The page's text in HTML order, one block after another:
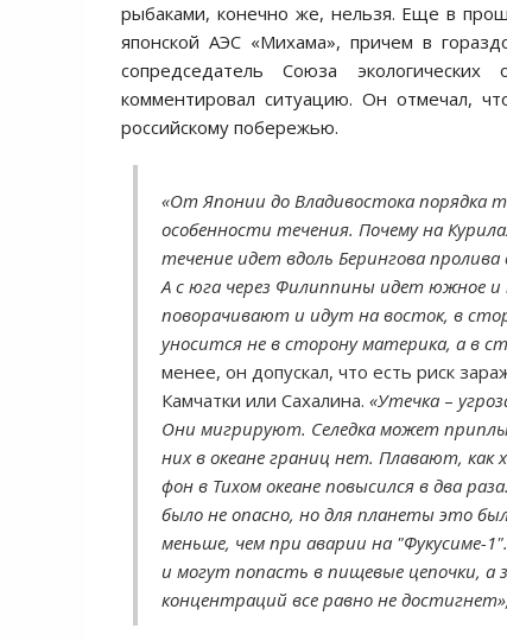
рыбаками, конечно же, нельзя. Еще в
японской АЭС «Михама», причем в
сопредседатель Союза
комментировал ситуацию. Он отмечал,
российскому побережью.
«От Японии до Владивостока порядка
особенности течения. Почему на
течение идет вдоль Берингова
А с юга через Филиппины идет южное и
поворачивают и идут на восток, в
уносится не в сторону материка, а в
менее, он допускал, что есть риск
Камчатки или Сахалина. «Утечка –
Они мигрируют. Селедка может
них в океане границ нет. Плавают,
фон в Тихом океане повысился в два
было не опасно, но для планеты это
меньше, чем при аварии на "Фукусиме-
и могут попасть в пищевые цепочки, а
концентраций все равно не достигнет»,